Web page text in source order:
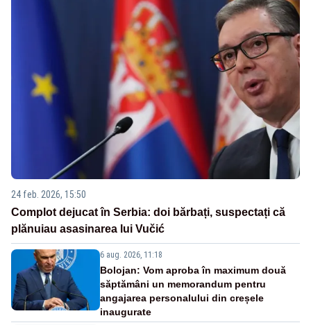
24 feb. 2026, 15:50
Complot dejucat în Serbia: doi bărbați, suspectați că
plănuiau asasinarea lui Vučić
6 aug. 2026, 11:18
Bolojan: Vom aproba în maximum două
săptămâni un memorandum pentru
angajarea personalului din creșele
inaugurate